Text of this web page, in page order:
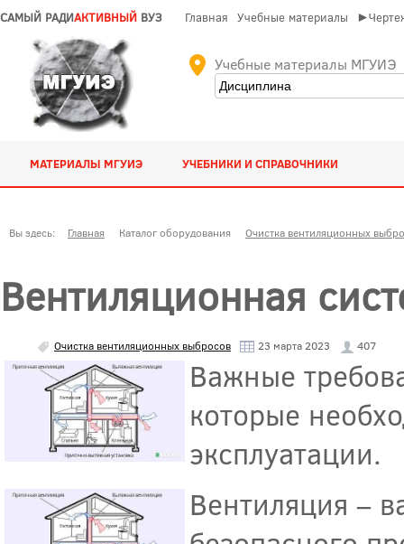
САМЫЙ РАДИАКТИВНЫЙ ВУЗ Главная Учебные материалы
Учебные материалы МГУИЭ
МАТЕРИАЛЫ МГУИЭ УЧЕБНИКИ И СПРАВОЧНИКИ
Вы здесь: Главная Каталог оборудования Очистка вентиляционных
Вентиляционная
Очистка вентиляционных выбросов 23 марта 2023 407
Важные
которые
эксплуатации.
Вентиляция –